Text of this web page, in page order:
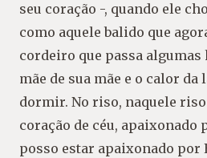
seu coração -, quando ele
como aquele balido que
cordeiro que passa
mãe de sua mãe e o calor da
dormir. No riso, naquele
coração de céu,
posso estar apaixonado por